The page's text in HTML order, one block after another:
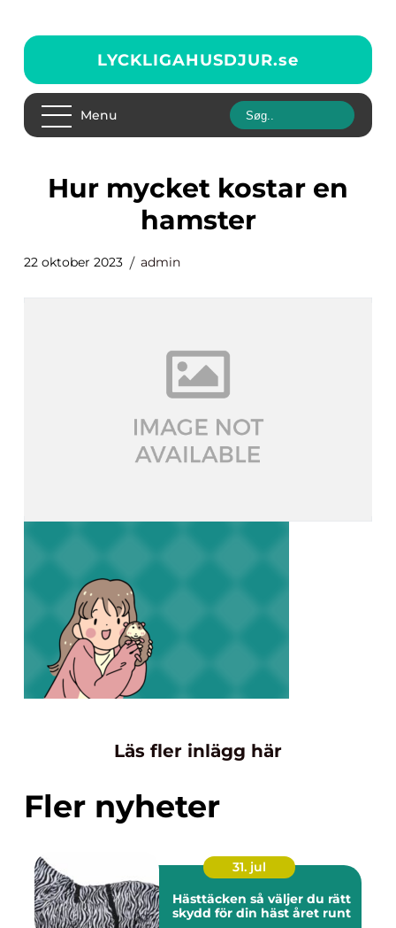
LYCKLIGAHUSDJUR.se
Menu
hur mycket kostar en
hamster
22 oktober 2023 admin
Läs fler inlägg här
Fler nyheter
31. jul
Hästtäcken så väljer du rätt
skydd för din häst året runt